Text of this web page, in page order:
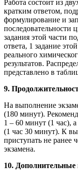
Работа состоит из
кратким ответом,
формулирование и
последовательности
задания этой части
ответа, 1 задание
реального
результатов.
представлено в
9.
На выполнение
(180 минут).
1 – 60 минут (1 час),
(1 час 30 минут). К
приступать не ранее
экзамена.
10.